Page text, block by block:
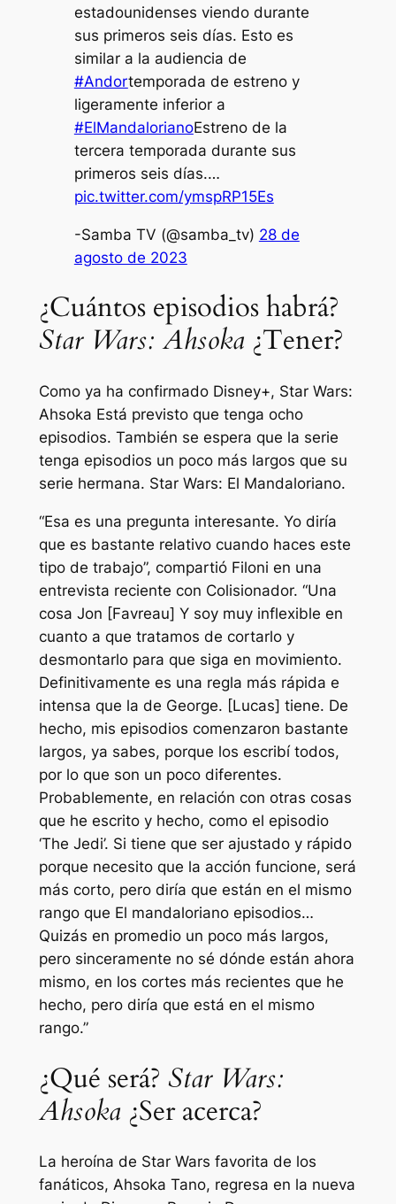
estadounidenses viendo durante
sus primeros seis días. Esto es
similar a la audiencia de
#Andortemporada de estreno y
ligeramente inferior a
#ElMandalorianoEstreno de la
tercera temporada durante sus
primeros seis días.…
pic.twitter.com/ymspRP15Es
-Samba TV (@samba_tv) 28 de
agosto de 2023
¿Cuántos episodios habrá?
Star Wars: Ahsoka ¿Tener?
Como ya ha confirmado Disney+, Star Wars:
Ahsoka Está previsto que tenga ocho
episodios. También se espera que la serie
tenga episodios un poco más largos que su
serie hermana. Star Wars: El Mandaloriano.
“Esa es una pregunta interesante. Yo diría
que es bastante relativo cuando haces este
tipo de trabajo”, compartió Filoni en una
entrevista reciente con Colisionador. “Una
cosa Jon [Favreau] Y soy muy inflexible en
cuanto a que tratamos de cortarlo y
desmontarlo para que siga en movimiento.
Definitivamente es una regla más rápida e
intensa que la de George. [Lucas] tiene. De
hecho, mis episodios comenzaron bastante
largos, ya sabes, porque los escribí todos,
por lo que son un poco diferentes.
Probablemente, en relación con otras cosas
que he escrito y hecho, como el episodio
‘The Jedi’. Si tiene que ser ajustado y rápido
porque necesito que la acción funcione, será
más corto, pero diría que están en el mismo
rango que El mandaloriano episodios…
Quizás en promedio un poco más largos,
pero sinceramente no sé dónde están ahora
mismo, en los cortes más recientes que he
hecho, pero diría que está en el mismo
rango.”
¿Qué será? Star Wars:
Ahsoka ¿Ser acerca?
La heroína de Star Wars favorita de los
fanáticos, Ahsoka Tano, regresa en la nueva